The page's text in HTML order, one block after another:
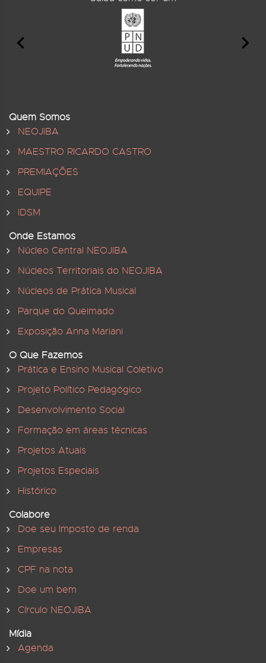
Quem Somos
NEOJIBA
MAESTRO RICARDO CASTRO
PREMIAÇÕES
EQUIPE
IDSM
Onde Estamos
Núcleo Central NEOJIBA
Núcleos Territoriais do NEOJIBA
Núcleos de Prática Musical
Parque do Queimado
Exposição Anna Mariani
O Que Fazemos
Prática e Ensino Musical Coletivo
Projeto Político Pedagógico
Desenvolvimento Social
Formação em áreas técnicas
Projetos Atuais
Projetos Especiais
Histórico
Colabore
Doe seu Imposto de renda
Empresas
CPF na nota
Doe um bem
Círculo NEOJIBA
Mídia
Agenda